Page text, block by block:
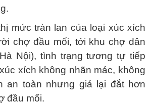
mức tràn lan của loại xúc xích
chợ đầu mối, tới khu chợ dân
Nội), tình trạng tương tự tiếp
xích không nhãn mác, không
an toàn nhưng giá lại đắt hơn
đầu mối.